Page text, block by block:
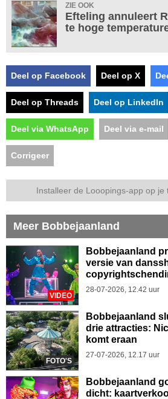
ZIE OOK
Efteling annuleert
te hoge
Deel op Facebook Deel op X
Deel op Threads Deel op LinkedIn
Deel via WhatsApp Deel via e-mail
Corrigeer
Installeer de Looopings-app op je
Meer Bobbejaanland
VIDEO
Bobbejaanland
versie van
28-07-2026, 12.42 uur
FOTO'S
Bobbejaanland
drie attracties:
komt eraan
27-07-2026, 12.17 uur
Bobbejaanland
dicht: